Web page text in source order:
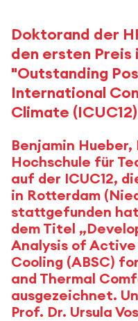
Doktorand der
den ersten
"Outstanding
International
Climate (ICUC12)
Benjamin
Hochschule für
auf der ICUC12,
in Rotterdam
stattgefunden
dem Titel
Analysis of
Cooling (ABSC)
and Thermal
ausgezeichnet.
Prof. Dr. Ursula